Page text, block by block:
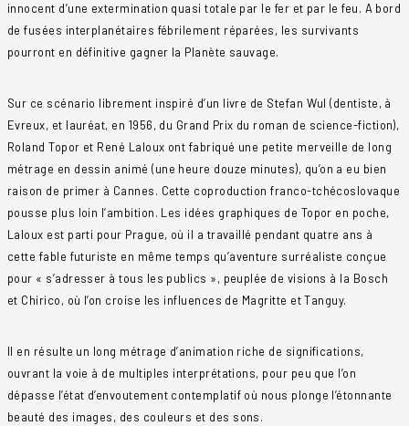
innocent d’une extermination quasi totale par le fer et par le feu. A bord
de fusées interplanétaires fébrilement réparées, les survivants
pourront en définitive gagner la Planète sauvage.
Sur ce scénario librement inspiré d’un livre de Stefan Wul (dentiste, à
Evreux, et lauréat, en 1956, du Grand Prix du roman de science-fiction),
Roland Topor et René Laloux ont fabriqué une petite merveille de long
métrage en dessin animé (une heure douze minutes), qu’on a eu bien
raison de primer à Cannes. Cette coproduction franco-tchécoslovaque
pousse plus loin l’ambition. Les idées graphiques de Topor en poche,
Laloux est parti pour Prague, où il a travaillé pendant quatre ans à
cette fable futuriste en même temps qu’aventure surréaliste conçue
pour « s’adresser à tous les publics », peuplée de visions à la Bosch
et Chirico, où l’on croise les influences de Magritte et Tanguy.
Il en résulte un long métrage d’animation riche de significations,
ouvrant la voie à de multiples interprétations, pour peu que l’on
dépasse l’état d’envoutement contemplatif où nous plonge l’étonnante
beauté des images, des couleurs et des sons.